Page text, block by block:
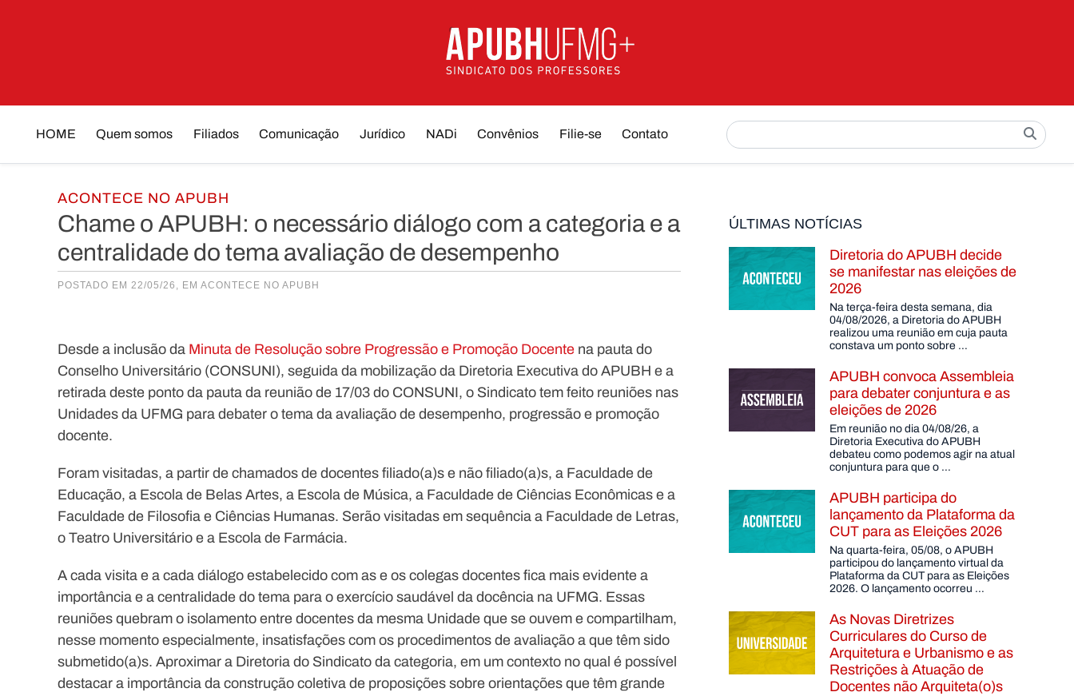
HOME Quem somos Filiados Comunicação Jurídico NADi Convênios Filie-se Contato
Pesquisar
por:
ACONTECE NO APUBH
Chame o APUBH: o necessário diálogo com a categoria e a
centralidade do tema avaliação de desempenho
POSTADO EM 22/05/26, EM ACONTECE NO APUBH
Desde a inclusão da Minuta de Resolução sobre Progressão e Promoção Docente na pauta do
Conselho Universitário (CONSUNI), seguida da mobilização da Diretoria Executiva do APUBH e a
retirada deste ponto da pauta da reunião de 17/03 do CONSUNI, o Sindicato tem feito reuniões nas
Unidades da UFMG para debater o tema da avaliação de desempenho, progressão e promoção
docente.
Foram visitadas, a partir de chamados de docentes filiado(a)s e não filiado(a)s, a Faculdade de
Educação, a Escola de Belas Artes, a Escola de Música, a Faculdade de Ciências Econômicas e a
Faculdade de Filosofia e Ciências Humanas. Serão visitadas em sequência a Faculdade de Letras,
o Teatro Universitário e a Escola de Farmácia.
A cada visita e a cada diálogo estabelecido com as e os colegas docentes fica mais evidente a
importância e a centralidade do tema para o exercício saudável da docência na UFMG. Essas
reuniões quebram o isolamento entre docentes da mesma Unidade que se ouvem e compartilham,
nesse momento especialmente, insatisfações com os procedimentos de avaliação a que têm sido
submetido(a)s. Aproximar a Diretoria do Sindicato da categoria, em um contexto no qual é possível
destacar a importância da construção coletiva de proposições sobre orientações que têm grande
ÚLTIMAS NOTÍCIAS
Diretoria do APUBH decide
se manifestar nas eleições de
2026
Na terça-feira desta semana, dia
04/08/2026, a Diretoria do APUBH
realizou uma reunião em cuja pauta
constava um ponto sobre …
APUBH convoca Assembleia
para debater conjuntura e as
eleições de 2026
Em reunião no dia 04/08/26, a
Diretoria Executiva do APUBH
debateu como podemos agir na atual
conjuntura para que o …
APUBH participa do
lançamento da Plataforma da
CUT para as Eleições 2026
Na quarta-feira, 05/08, o APUBH
participou do lançamento virtual da
Plataforma da CUT para as Eleições
2026. O lançamento ocorreu …
As Novas Diretrizes
Curriculares do Curso de
Arquitetura e Urbanismo e as
Restrições à Atuação de
Docentes não Arquiteta(o)s